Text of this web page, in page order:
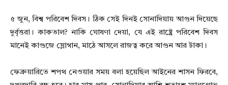
৫ জুন, বিশ্ব পরিবেশ দিবস। ঠিক সেই দিনই সোনাদিয়ায় আগুন দিয়েছে
দুর্বৃত্তরা। কাকতাল? নাকি ঘোষণা দেয়া, যে এই রাষ্ট্রে পরিবেশ দিবস
মানেই কাগুজে স্লোগান, মাঠে আসলে রাজত্ব করে আগুন আর টাকা।
ফেব্রুয়ারিতে শপথ নেওয়ার সময় বলা হয়েছিল আইনের শাসন ফিরবে,